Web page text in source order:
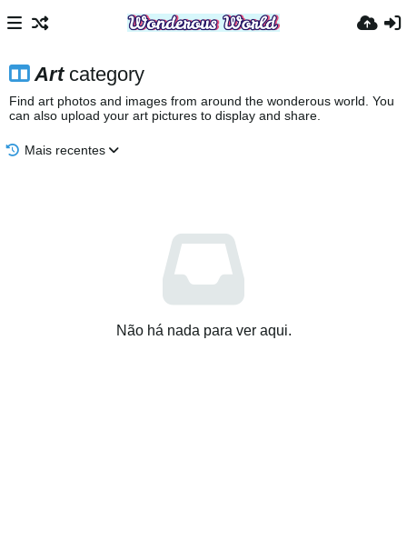
Artcategory
Find art photos and images from around the wonderous world. You
can also upload your art pictures to display and share.
Mais recentes
Não há nada para ver aqui.